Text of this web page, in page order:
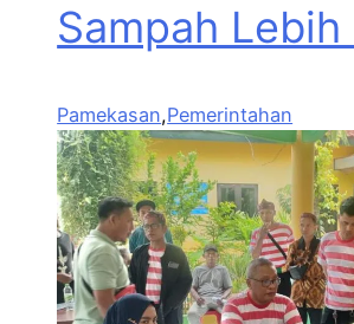
Sampah Lebih
Pamekasan,Pemerintahan